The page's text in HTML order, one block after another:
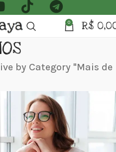
0 R$
by Category "Mais de